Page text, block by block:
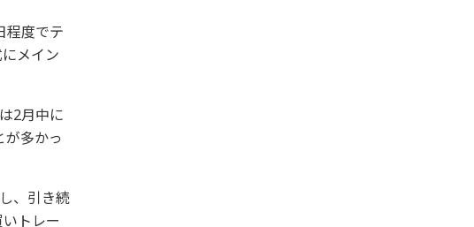
程度でテ
メイン
2月中に
が多かっ
、引き続
トレー